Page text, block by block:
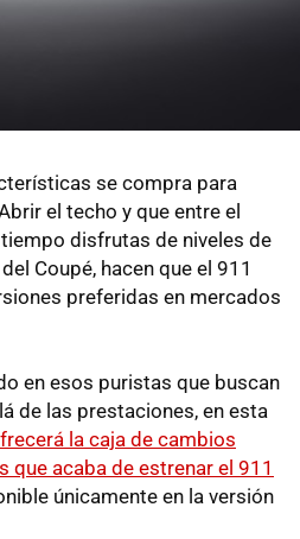
se compra para
el techo y que entre el
disfrutas de niveles de
Coupé, hacen que el 911
preferidas en mercados
en esos puristas que buscan
de las prestaciones, en esta
la caja de cambios
que acaba de estrenar el 911
únicamente en la versión